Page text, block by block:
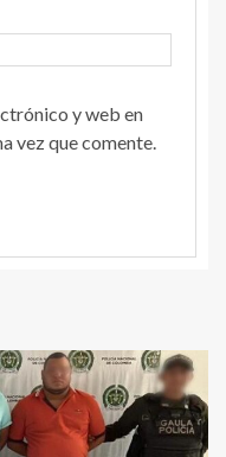
y web en
vez que comente.